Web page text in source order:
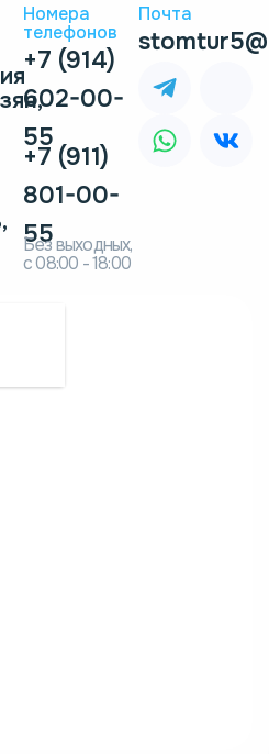
+7 (914)
602-00-
55
Номера
телефонов
+7 (911)
801-00-
55
Без выходных,
с 08:00 - 18:00
Почта